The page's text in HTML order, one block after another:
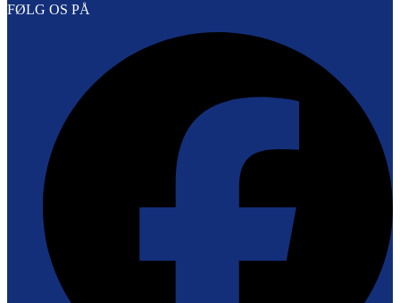
FØLG OS PÅ